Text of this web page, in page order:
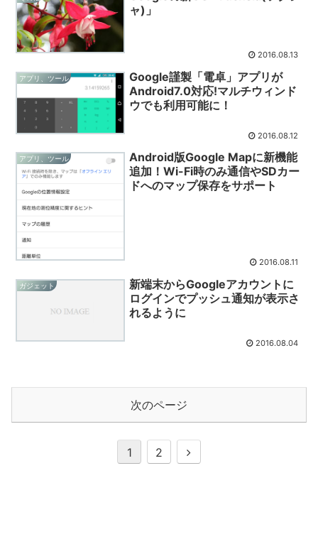
ャ)」
2016.08.13
アプリ、ツール
Google謹製「電卓」アプリが
Android7.0対応!マルチウィンド
ウでも利用可能に！
2016.08.12
アプリ、ツール
Android版Google Mapに新機能
追加！Wi-Fi時のみ通信やSDカー
ドへのマップ保存をサポート
2016.08.11
ガジェット
新端末からGoogleアカウントに
ログインでプッシュ通知が表示さ
れるように
2016.08.04
次のページ
1 2
次